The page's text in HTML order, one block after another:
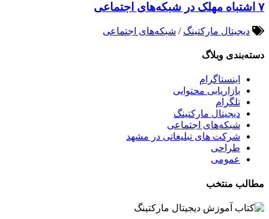
۷ اشتباه مهلک در شبکه‌های اجتماعی
دیجیتال مارکتینگ / شبکه‌های اجتماعی
دسته‌بندی وبلاگ
اینستاگرام
بازاریابی محتوایی
تلگرام
دیجیتال مارکتینگ
شبکه‌های اجتماعی
شرکت های تبلیغاتی در مشهد
طراحی
عمومی
مطالب منتخب